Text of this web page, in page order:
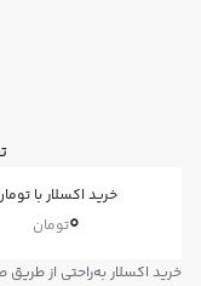
خرید اکسلار با
0تومان
خرید اکسلار به‌راحتی از